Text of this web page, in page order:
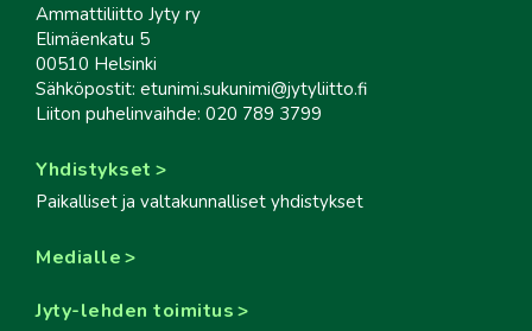
Ammattiliitto Jyty ry
Elimäenkatu 5
00510 Helsinki
Sähköpostit: etunimi.sukunimi@jytyliitto.fi
Liiton puhelinvaihde: 020 789 3799
Yhdistykset
Paikalliset ja valtakunnalliset yhdistykset
Medialle
Jyty-lehden toimitus